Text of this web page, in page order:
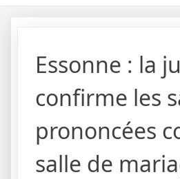
Essonne : la
confirme les
prononcées
salle de